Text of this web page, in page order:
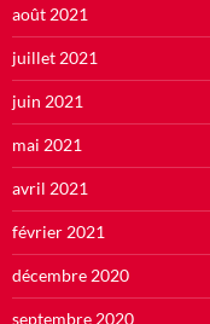
août 2021
juillet 2021
juin 2021
mai 2021
avril 2021
février 2021
décembre 2020
septembre 2020